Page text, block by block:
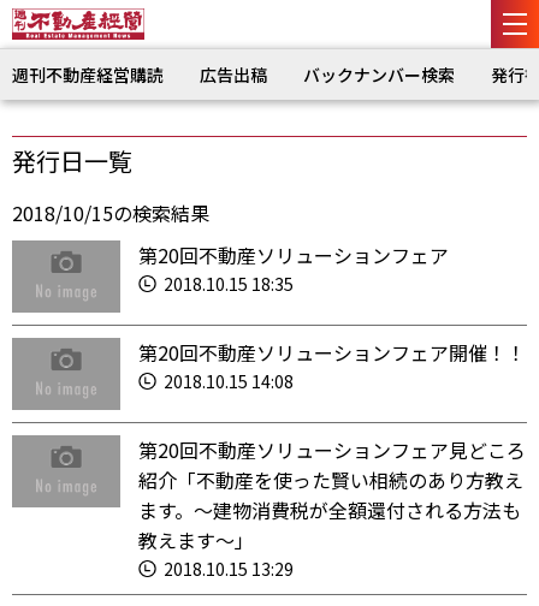
週刊不動産経営購読 広告出稿 バックナンバー検索 発行
発行日一覧
2018/10/15の検索結果
第20回不動産ソリューションフェア
2018.10.15 18:35
第20回不動産ソリューションフェア開催！！
2018.10.15 14:08
第20回不動産ソリューションフェア見どころ
紹介「不動産を使った賢い相続のあり方教え
ます。～建物消費税が全額還付される方法も
教えます～」
2018.10.15 13:29